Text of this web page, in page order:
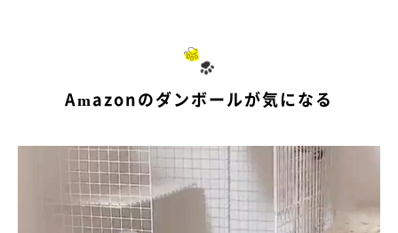
Amazonのダンボールが気になる